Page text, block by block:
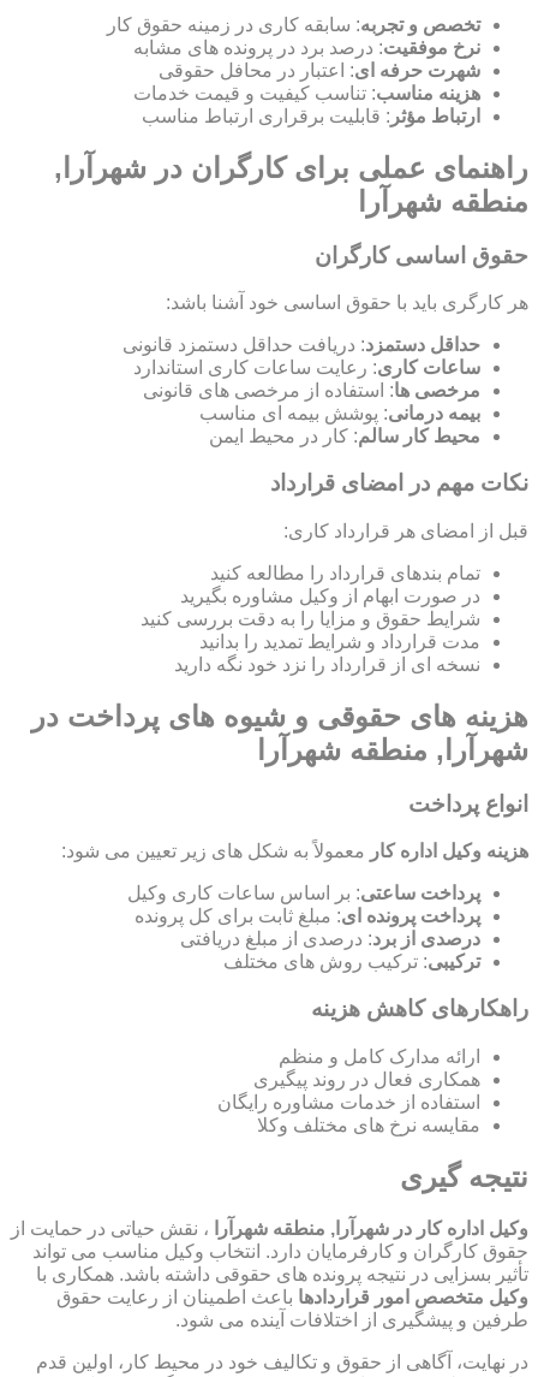
تخصص و تجربه: سابقه کاری در زمینه حقوق کار
نرخ موفقیت: درصد برد در پرونده های مشابه
شهرت حرفه ای: اعتبار در محافل حقوقی
هزینه مناسب: تناسب کیفیت و قیمت خدمات
ارتباط مؤثر : قابلیت برقراری ارتباط مناسب
راهنمای عملی برای کارگران در شهرآرا,
منطقه شهرآرا
حقوق اساسی کارگران
هر کارگری باید با حقوق اساسی خود آشنا باشد:
حداقل دستمزد: دریافت حداقل دستمزد قانونی
ساعات کاری: رعایت ساعات کاری استاندارد
مرخصی ها: استفاده از مرخصی های قانونی
بیمه درمانی: پوشش بیمه ای مناسب
محیط کار سالم: کار در محیط ایمن
نکات مهم در امضای قرارداد
قبل از امضای هر قرارداد کاری:
تمام بندهای قرارداد را مطالعه کنید
در صورت ابهام از وکیل مشاوره بگیرید
شرایط حقوق و مزایا را به دقت بررسی کنید
مدت قرارداد و شرایط تمدید را بدانید
نسخه ای از قرارداد را نزد خود نگه دارید
هزینه های حقوقی و شیوه های پرداخت در
شهرآرا, منطقه شهرآرا
انواع پرداخت
هزینه وکیل اداره کار معمولاً به شکل های زیر تعیین می شود:
پرداخت ساعتی: بر اساس ساعات کاری وکیل
پرداخت پرونده ای: مبلغ ثابت برای کل پرونده
درصدی از برد: درصدی از مبلغ دریافتی
ترکیبی: ترکیب روش های مختلف
راهکارهای کاهش هزینه
ارائه مدارک کامل و منظم
همکاری فعال در روند پیگیری
استفاده از خدمات مشاوره رایگان
مقایسه نرخ های مختلف وکلا
نتیجه گیری
وکیل اداره کار در شهرآرا, منطقه شهرآرا ، نقش حیاتی در حمایت از
حقوق کارگران و کارفرمایان دارد. انتخاب وکیل مناسب می تواند
تأثیر بسزایی در نتیجه پرونده های حقوقی داشته باشد. همکاری با
وکیل متخصص امور قراردادها باعث اطمینان از رعایت حقوق
طرفین و پیشگیری از اختلافات آینده می شود.
در نهایت، آگاهی از حقوق و تکالیف خود در محیط کار، اولین قدم